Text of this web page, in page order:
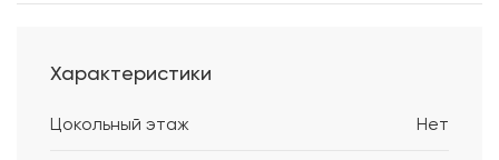
Характеристики
Цокольный этаж Нет